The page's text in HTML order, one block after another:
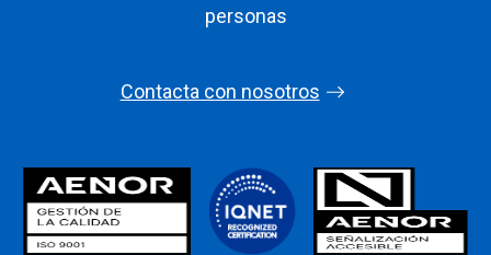
personas
Contacta con nosotros